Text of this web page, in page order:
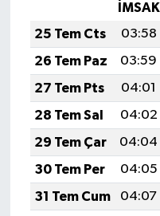
İMSAK
25 Tem Cts
03:58
26 Tem Paz
03:59
27 Tem Pts
04:01
28 Tem Sal
04:02
29 Tem Çar
04:04
30 Tem Per
04:05
31 Tem Cum
04:07